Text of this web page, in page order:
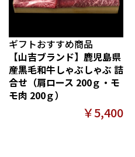
ギフトおすすめ商品
【山吉ブランド】鹿児島県
産黒毛和牛しゃぶしゃぶ 詰
合せ（肩ロース 200ｇ・モ
モ肉 200ｇ）
￥5,400